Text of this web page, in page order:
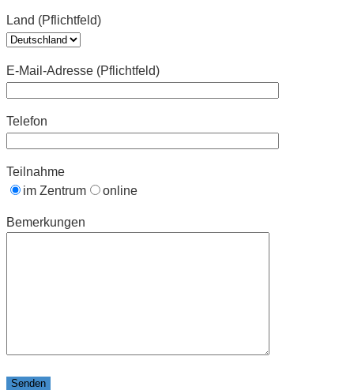
Land (Pflichtfeld)
E-Mail-Adresse (Pflichtfeld)
Telefon
Teilnahme
im Zentrum
online
Bemerkungen
Bitte lasse dieses Feld leer.